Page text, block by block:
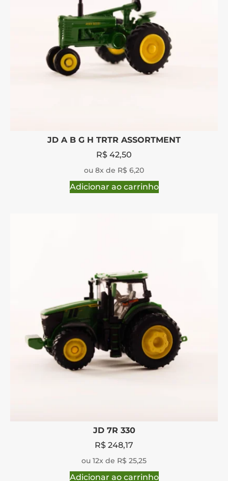
JD A B G H TRTR ASSORTMENT
R$ 42,50
ou 8x de R$ 6,20
Adicionar ao carrinho
JD 7R 330
R$ 248,17
ou 12x de R$ 25,25
Adicionar ao carrinho